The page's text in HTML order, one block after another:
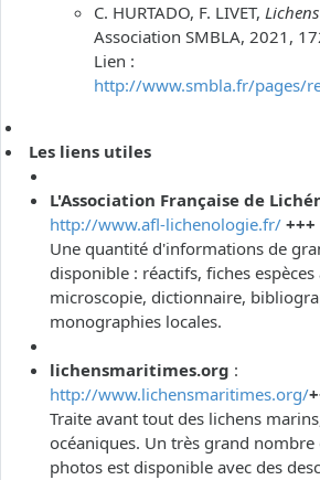
C. HURTADO, F. LIVET,
Association SMBLA, 2021,
Lien :
http://www.smbla.fr/pages/
Les liens utiles
L'Association Française de
http://www.afl-lichenologie.fr/ +++
Une quantité d'informations de
disponible : réactifs, fiches espèces
microscopie, dictionnaire,
monographies locales.
lichensmaritimes.org :
http://www.lichensmaritimes.org/
Traite avant tout des lichens
océaniques. Un très grand nombre
photos est disponible avec des